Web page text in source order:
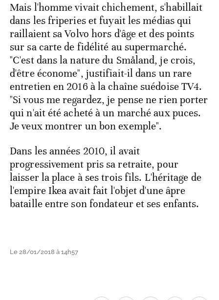
Mais l'homme vivait chichement, s'habillait
dans les friperies et fuyait les médias qui
raillaient sa Volvo hors d'âge et des points
sur sa carte de fidélité au supermarché.
"C'est dans la nature du Småland, je crois,
d'être économe", justifiait-il dans un rare
entretien en 2016 à la chaîne suédoise TV4.
"Si vous me regardez, je pense ne rien porter
qui n'ait été acheté à un marché aux puces.
Je veux montrer un bon exemple".
Dans les années 2010, il avait
progressivement pris sa retraite, pour
laisser la place à ses trois fils. L'héritage de
l'empire Ikea avait fait l'objet d'une âpre
bataille entre son fondateur et ses enfants.
Le 28/01/2018 à 14h57